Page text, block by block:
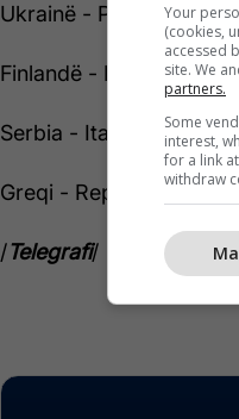
Ukrainë - Poloni - 12:00
Finlandë - Kroaci -
Serbia - Itali - 18:00
Greqi - Republika
/Telegrafi/
Your
(cookies,
accessed
site. We
partners.
Some
interest,
for a link
withdraw